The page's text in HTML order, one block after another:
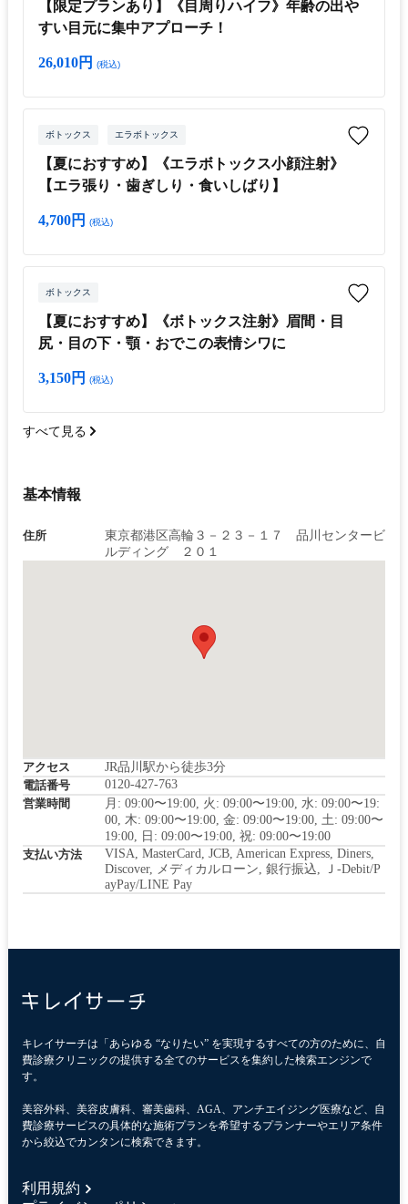
【限定プランあり】《目周りハイフ》年齢の出や
すい目元に集中アプローチ！
26,010円 (税込)
ボトックス エラボトックス
【夏におすすめ】《エラボトックス小顔注射》
【エラ張り・歯ぎしり・食いしばり】
4,700円 (税込)
ボトックス
【夏におすすめ】《ボトックス注射》眉間・目
尻・目の下・顎・おでこの表情シワに
3,150円 (税込)
すべて見る
基本情報
住所
東京都港区高輪３－２３－１７ 品川センタービ
ルディング ２０１
アクセス
JR品川駅から徒歩3分
電話番号
0120-427-763
営業時間
月: 09:00〜19:00, 火: 09:00〜19:00, 水: 09:00〜19:
00, 木: 09:00〜19:00, 金: 09:00〜19:00, 土: 09:00〜
19:00, 日: 09:00〜19:00, 祝: 09:00〜19:00
支払い方法
VISA, MasterCard, JCB, American Express, Diners,
Discover, メディカルローン, 銀行振込, Ｊ-Debit/P
ayPay/LINE Pay
キレイサーチは「あらゆる “なりたい” を実現するすべての方のために、自
費診療クリニックの提供する全てのサービスを集約した検索エンジンで
す。
美容外科、美容皮膚科、審美歯科、AGA、アンチエイジング医療など、自
費診療サービスの具体的な施術プランを希望するプランナーやエリア条件
から絞込でカンタンに検索できます。
利用規約